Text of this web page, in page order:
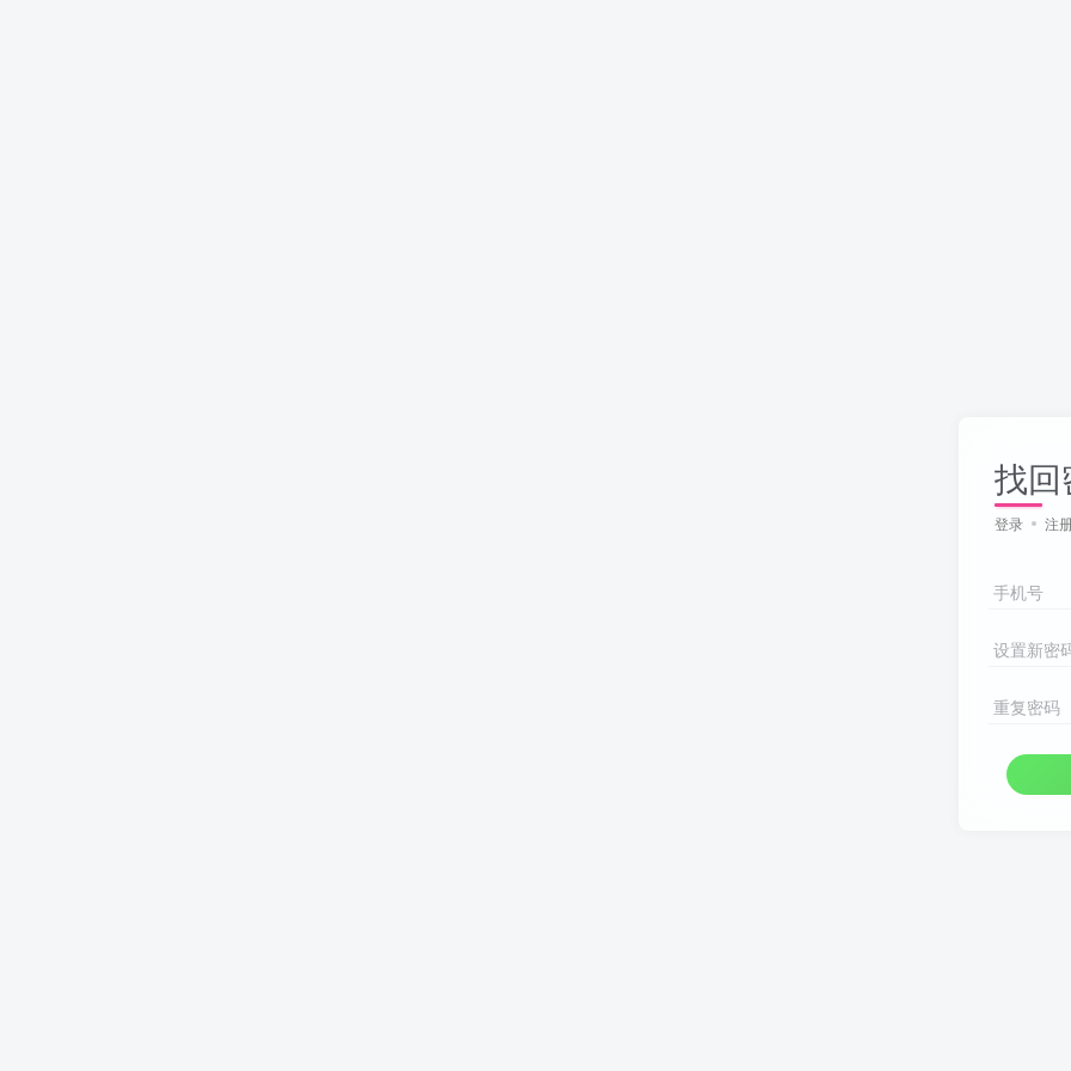
找
登录 注
手机号
设置新密
重复密码